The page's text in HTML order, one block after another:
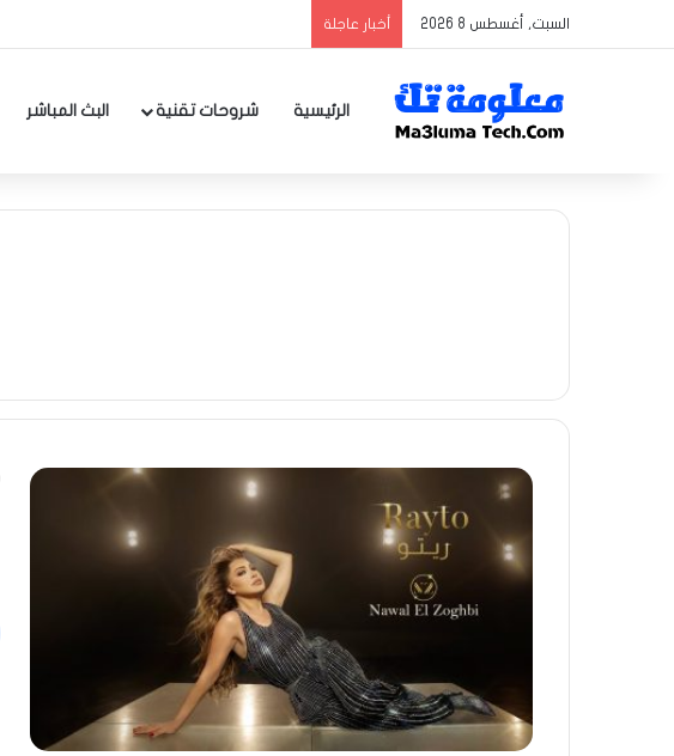
السبت, أغسطس 8 2026 أخبار عاجلة
الرئيسية شروحات تقنية البث المباشر